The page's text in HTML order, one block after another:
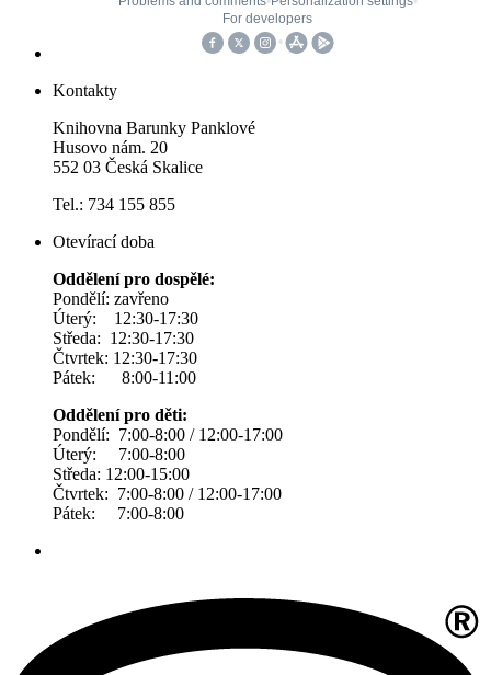
Kontakty
Knihovna Barunky Panklové
Husovo nám. 20
552 03 Česká Skalice
Tel.: 734 155 855
Otevírací doba
Oddělení pro dospělé:
Pondělí: zavřeno
Úterý: 12:30-17:30
Středa: 12:30-17:30
Čtvrtek: 12:30-17:30
Pátek: 8:00-11:00
Oddělení pro děti:
Pondělí: 7:00-8:00 / 12:00-17:00
Úterý: 7:00-8:00
Středa: 12:00-15:00
Čtvrtek: 7:00-8:00 / 12:00-17:00
Pátek: 7:00-8:00